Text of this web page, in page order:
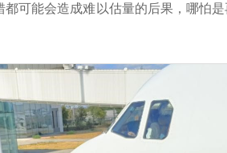
都可能会造成难以估量的后果，哪怕